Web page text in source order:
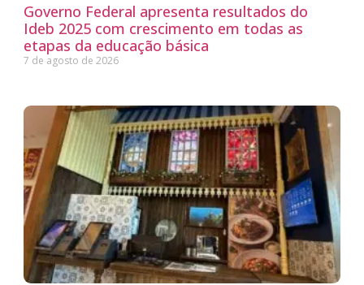
Governo Federal apresenta resultados do
Ideb 2025 com crescimento em todas as
etapas da educação básica
7 de agosto de 2026